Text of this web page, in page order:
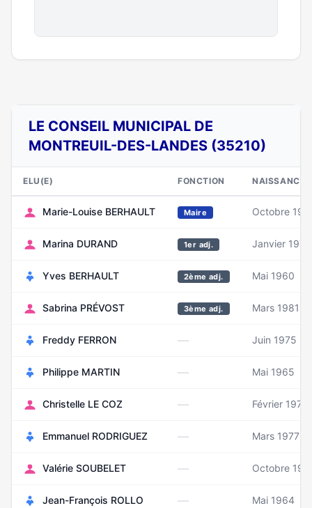
LE CONSEIL MUNICIPAL DE
MONTREUIL-DES-LANDES (35210)
ELU(E) FONCTION NAISSANCE
Marie-Louise BERHAULT Maire Octobre
Marina DURAND 1er adj. Janvier 1975
Yves BERHAULT 2ème adj. Mai 1960
Sabrina PRÉVOST 3ème adj. Mars 1981
Freddy FERRON — Juin 1975
Philippe MARTIN — Mai 1965
Christelle LE COZ — Février 1978
Emmanuel RODRIGUEZ — Mars 1977
Valérie SOUBELET — Octobre
Jean-François ROLLO — Mai 1964